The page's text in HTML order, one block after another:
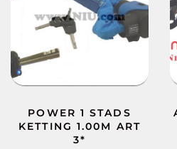
POWER 1 STADS
KETTING 1.00M ART
3*